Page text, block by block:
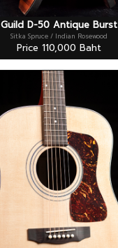
Guild D-50 Antique Burst
Sitka Spruce / Indian Rosewood
Price 110,000 Baht